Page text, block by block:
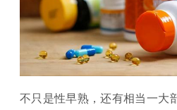
不只是性早熟，还有相当一大